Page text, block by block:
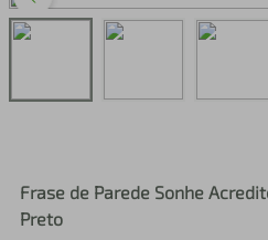
Frase de Parede Sonhe
Preto
perfume